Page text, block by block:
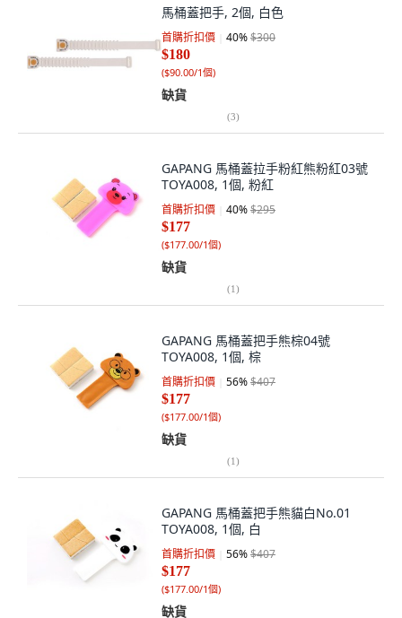
馬桶蓋把手, 2個, 白色
首購折扣價 40%$300
$180
($90.00/1個)
缺貨
(3)
GAPANG 馬桶蓋拉手粉紅熊粉紅03號
TOYA008, 1個, 粉紅
首購折扣價 40%$295
$177
($177.00/1個)
缺貨
(1)
GAPANG 馬桶蓋把手熊棕04號
TOYA008, 1個, 棕
首購折扣價 56%$407
$177
($177.00/1個)
缺貨
(1)
GAPANG 馬桶蓋把手熊貓白No.01
TOYA008, 1個, 白
首購折扣價 56%$407
$177
($177.00/1個)
缺貨